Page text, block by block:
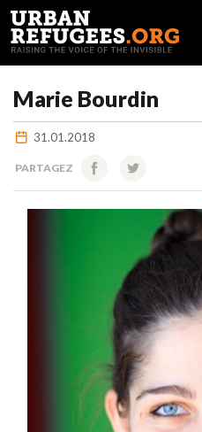
FRANÇAIS
Marie Bourdin
31.01.2018
PARTAGEZ